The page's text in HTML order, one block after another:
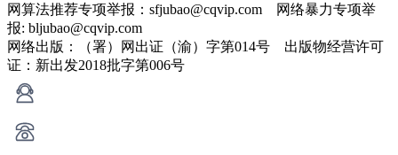
网算法推荐专项举报：sfjubao@cqvip.com 网络暴力专项举
报: bljubao@cqvip.com
网络出版：（署）网出证（渝）字第014号 出版物经营许可
证：新出发2018批字第006号